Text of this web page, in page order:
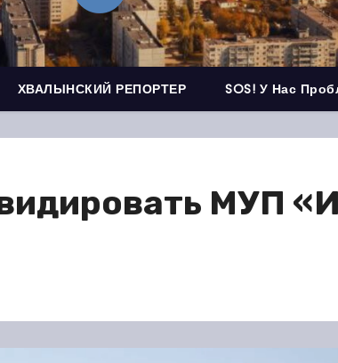
ХВАЛЫНСКИЙ РЕПОРТЕР SOS! У Нас
МУП